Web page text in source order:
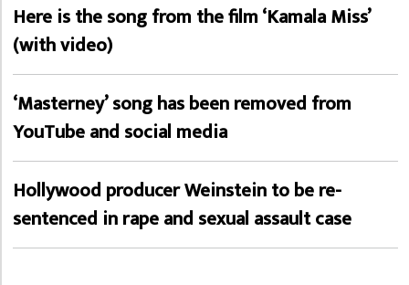
Here is the song from the film ‘Kamala Miss’
(with video)
‘Masterney’ song has been removed from
YouTube and social media
Hollywood producer Weinstein to be re-
sentenced in rape and sexual assault case